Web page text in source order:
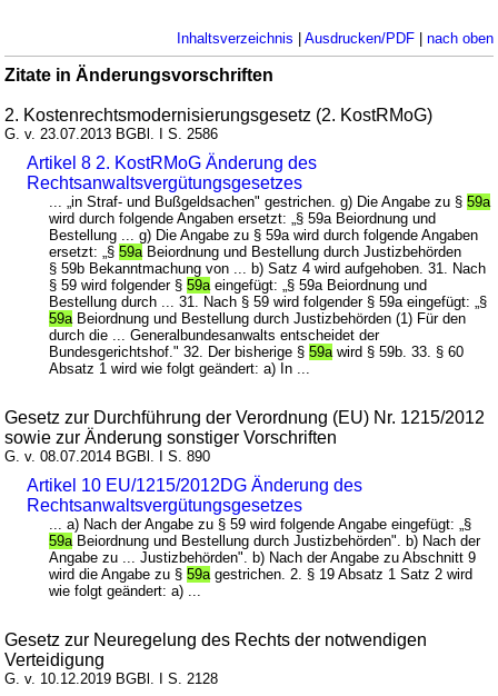
Inhaltsverzeichnis | Ausdrucken/PDF| nach oben
Zitate in Änderungsvorschriften
2. Kostenrechtsmodernisierungsgesetz (2. KostRMoG)
G. v. 23.07.2013 BGBl. I S. 2586
Artikel 8 2. KostRMoG Änderung des
Rechtsanwaltsvergütungsgesetzes
... „in Straf- und Bußgeldsachen" gestrichen. g) Die Angabe zu §59a
wird durch folgende Angaben ersetzt: „§ 59a Beiordnung und
Bestellung ... g) Die Angabe zu § 59a wird durch folgende Angaben
ersetzt: „§59a Beiordnung und Bestellung durch Justizbehörden
§ 59b Bekanntmachung von ... b) Satz 4 wird aufgehoben. 31. Nach
§ 59 wird folgender §59a eingefügt: „§ 59a Beiordnung und
Bestellung durch ... 31. Nach § 59 wird folgender § 59a eingefügt: „§
59a Beiordnung und Bestellung durch Justizbehörden (1) Für den
durch die ... Generalbundesanwalts entscheidet der
Bundesgerichtshof." 32. Der bisherige §59a wird § 59b. 33. § 60
Absatz 1 wird wie folgt geändert: a) In ...
Gesetz zur Durchführung der Verordnung (EU) Nr. 1215/2012
sowie zur Änderung sonstiger Vorschriften
G. v. 08.07.2014 BGBl. I S. 890
Artikel 10 EU/1215/2012DG Änderung des
Rechtsanwaltsvergütungsgesetzes
... a) Nach der Angabe zu § 59 wird folgende Angabe eingefügt: „§
59a Beiordnung und Bestellung durch Justizbehörden". b) Nach der
Angabe zu ... Justizbehörden". b) Nach der Angabe zu Abschnitt 9
wird die Angabe zu §59a gestrichen. 2. § 19 Absatz 1 Satz 2 wird
wie folgt geändert: a) ...
Gesetz zur Neuregelung des Rechts der notwendigen
Verteidigung
G. v. 10.12.2019 BGBl. I S. 2128